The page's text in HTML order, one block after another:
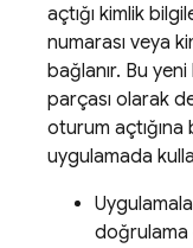
açtığı kimlik
numarası veya
bağlanır. Bu
parçası olarak
oturum açtığına
uygulamada
doğrulama